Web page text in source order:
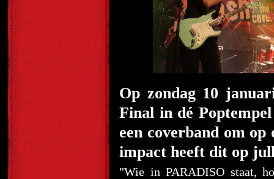
Op zondag 10
Final in dé
een coverband om
impact heeft dit op
"Wie in PARADISO staat,